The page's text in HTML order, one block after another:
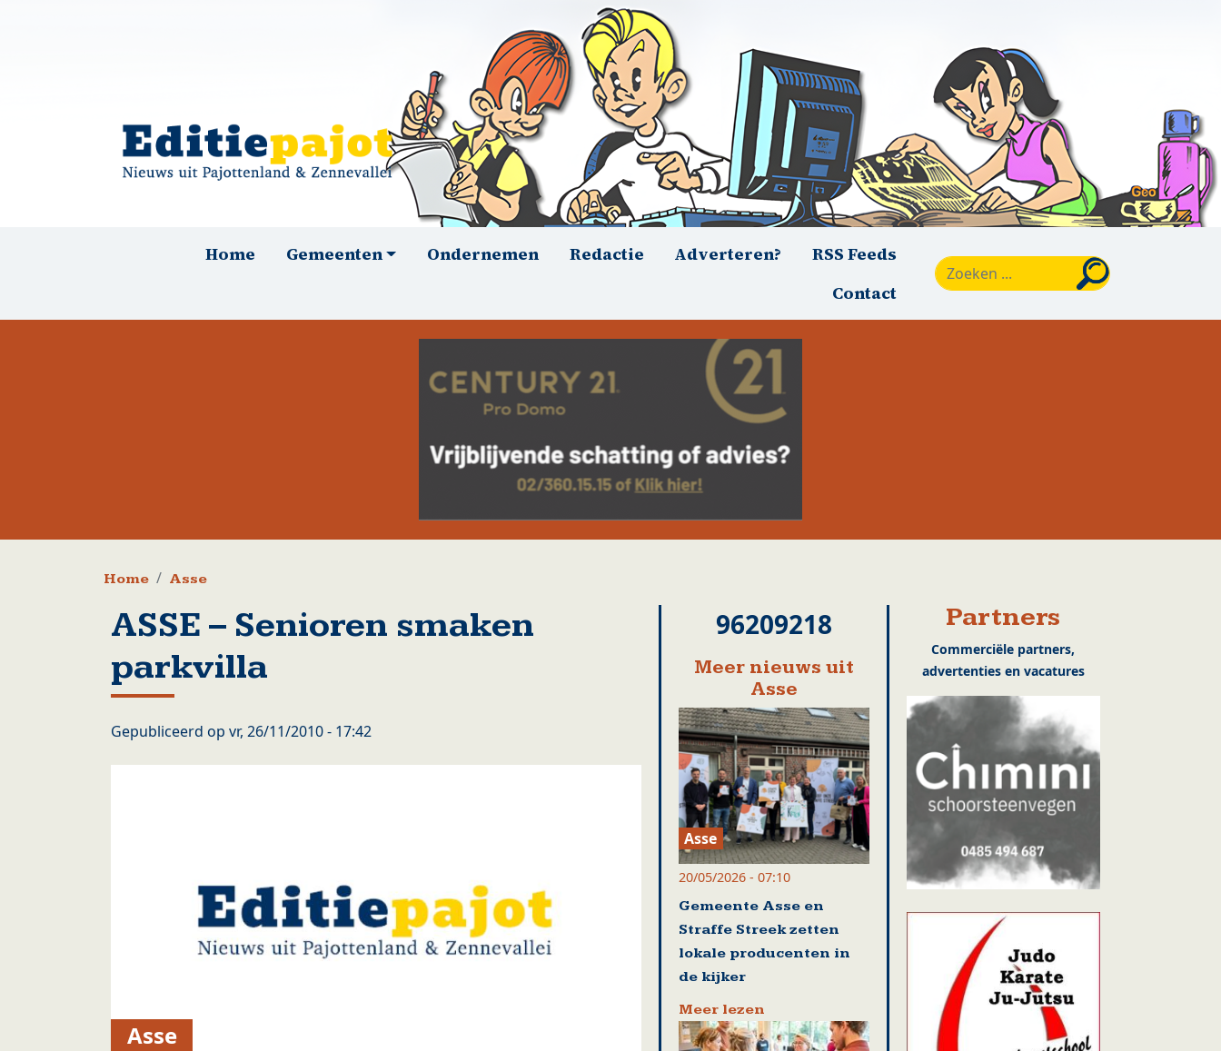
HoofdnavigatieHome Gemeenten Ondernemen Redactie Adverteren?
RSS Feeds
Contact
Kruimelpad
Home Asse
ASSE – Senioren smaken
parkvilla
Gepubliceerd op vr, 26/11/2010 - 17:42
Asse
96209218
Meer nieuws uit
Asse
Asse
20/05/2026 - 07:10
Gemeente Asse en
Straffe Streek zetten
lokale producenten in
de kijker
Meer lezen
Partners
Commerciële partners,
advertenties en vacatures